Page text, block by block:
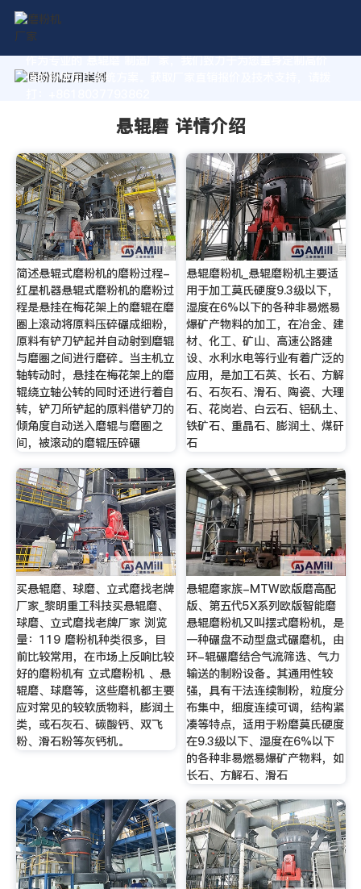
作为专业的 悬辊磨 制造厂家，我们致力于为您量身定制高价
值的粉体加工系统方案。获取厂家直销报价及技术支持，请拨
悬辊磨 详情介绍
简述悬辊式磨粉机的磨粉过程-
红星机器悬辊式磨粉机的磨粉过
程是悬挂在梅花架上的磨辊在磨
圈上滚动将原料压碎碾成细粉，
原料有铲刀铲起并自动射到磨辊
与磨圈之间进行磨碎。当主机立
轴转动时，悬挂在梅花架上的磨
辊绕立轴公转的同时还进行着自
转，铲刀所铲起的原料借铲刀的
倾角度自动送入磨辊与磨圈之
间，被滚动的磨辊压碎碾
悬辊磨粉机_悬辊磨粉机主要适
用于加工莫氏硬度9.3级以下，
湿度在6%以下的各种非易燃易
爆矿产物料的加工，在冶金、建
材、化工、矿山、高速公路建
设、水利水电等行业有着广泛的
应用，是加工石英、长石、方解
石、石灰石、滑石、陶瓷、大理
石、花岗岩、白云石、铝矾土、
铁矿石、重晶石、膨润土、煤矸
石
买悬辊磨、球磨、立式磨找老牌
厂家_黎明重工科技买悬辊磨、
球磨、立式磨找老牌厂家 浏览
量：119 磨粉机种类很多，目
前比较常用，在市场上反响比较
好的磨粉机有 立式磨粉机 、悬
辊磨、球磨等，这些磨机都主要
应对常见的较软质物料，膨润土
类，或石灰石、碳酸钙、双飞
粉、滑石粉等灰钙机。
悬辊磨家族-MTW欧版磨高配
版、第五代5X系列欧版智能磨
悬辊磨粉机又叫摆式磨粉机，是
一种碾盘不动型盘式碾磨机，由
环-辊碾磨结合气流筛选、气力
输送的制粉设备。其通用性较
强，具有干法连续制粉，粒度分
布集中，细度连续可调，结构紧
凑等特点，适用于粉磨莫氏硬度
在9.3级以下、湿度在6%以下
的各种非易燃易爆矿产物料，如
长石、方解石、滑石